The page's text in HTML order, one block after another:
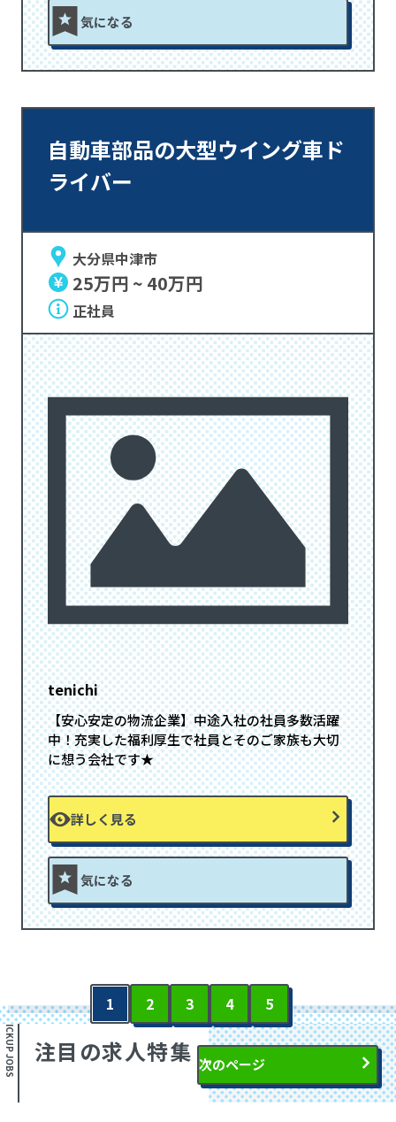
気になる
自動車部品の大型ウイング車ド
ライバー
大分県中津市
25万円 ~ 40万円
正社員
tenichi
【安心安定の物流企業】中途入社の社員多数活躍
中！充実した福利厚生で社員とそのご家族も大切
に想う会社です★
詳しく見る
気になる
1 2 3 4 5
次のページ
PICKUP JOBS 注目の求人特集